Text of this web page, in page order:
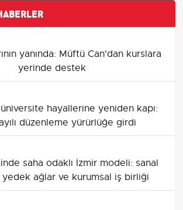
yanında: Müftü Can'dan kurslara
yerinde destek
hayallerine yeniden kapı:
düzenleme yürürlüğe girdi
saha odaklı İzmir modeli: sanal
ağlar ve kurumsal iş birliği